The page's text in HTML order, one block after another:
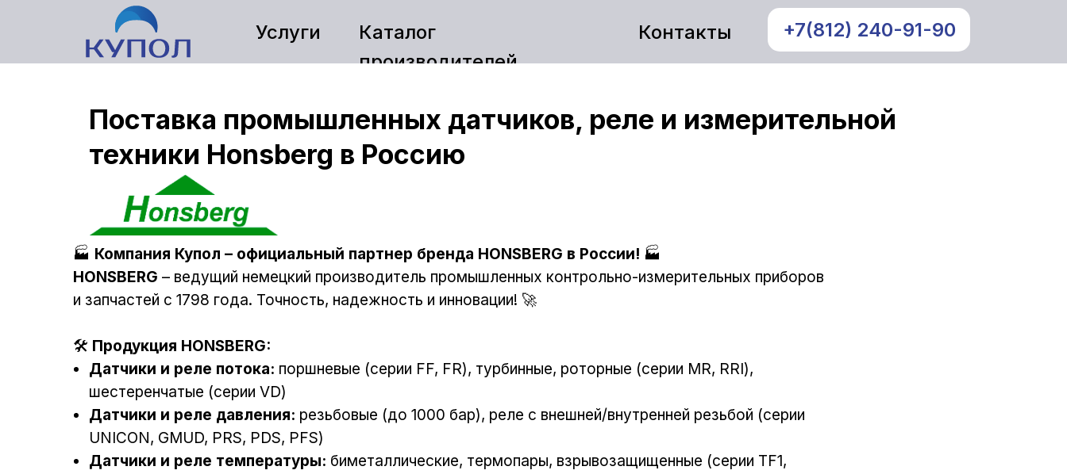
Контакты
Каталог
производителей
Услуги +7(812) 240-91-90
Поставка промышленных датчиков, реле и измерительной
техники Honsberg в Россию
🏭 Компания Купол – официальный партнер бренда HONSBERG в России! 🏭
HONSBERG – ведущий немецкий производитель промышленных контрольно-измерительных приборов
и запчастей с 1798 года. Точность, надежность и инновации! 🚀
🛠️ Продукция HONSBERG:
Датчики и реле потока: поршневые (серии FF, FR), турбинные, роторные (серии MR, RRI),
шестеренчатые (серии VD)
Датчики и реле давления: резьбовые (до 1000 бар), реле с внешней/внутренней резьбой (серии
UNICON, GMUD, PRS, PDS, PFS)
Датчики и реле температуры: биметаллические, термопары, взрывозащищенные (серии TF1,